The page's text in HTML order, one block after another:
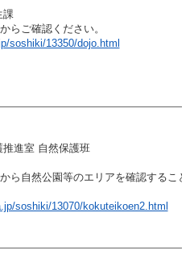
課
らご確認ください。
soshiki/13350/dojo.html
進室 自然保護班
ら自然公園等のエリアを確認するこ
soshiki/13070/kokuteikoen2.html